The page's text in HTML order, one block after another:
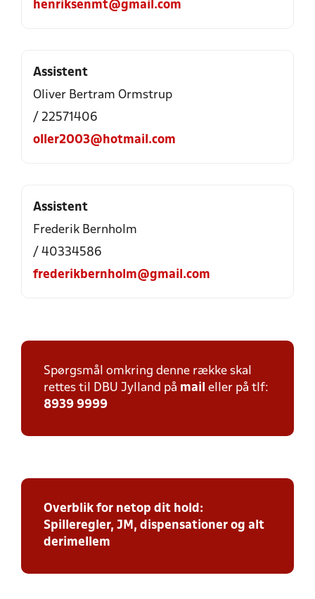
henriksenmt@gmail.com
Assistent
Oliver Bertram Ormstrup
/ 22571406
oller2003@hotmail.com
Assistent
Frederik Bernholm
/ 40334586
frederikbernholm@gmail.com
Spørgsmål omkring denne række skal
rettes til DBU Jylland på mail eller på tlf:
8939 9999
Overblik for netop dit hold:
Spilleregler, JM, dispensationer og alt
derimellem